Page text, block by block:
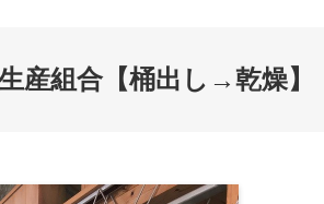
産組合【桶出し→乾燥】